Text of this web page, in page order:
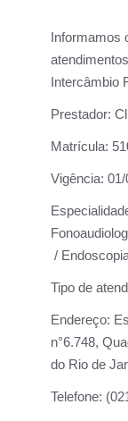
Informamos
Intercâmbio
Prestador:
Matrícula:
Vigência: 01/
/
Tipo de
Endereço:
n°6.748,
do Rio de
Telefone: